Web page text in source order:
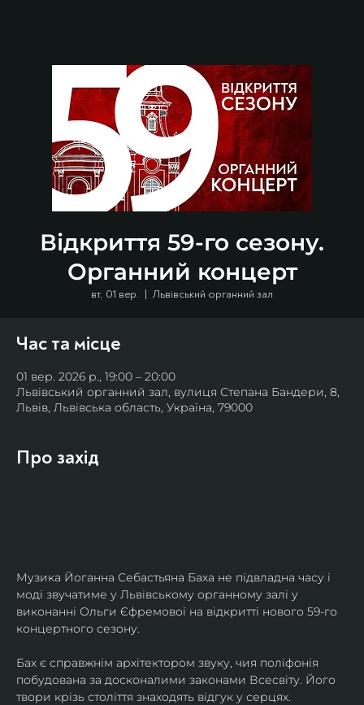
Відкриття 59-го сезону.
Органний концерт
вт, 01 вер.
  |
Львівський органний зал
Час та місце
01 вер. 2026 р., 19:00 – 20:00
Львівський органний зал, вулиця Степана Бандери, 8,
Львів, Львівська область, Україна, 79000
Про захід
Музика Йоганна Себастьяна Баха не підвладна часу і
моді звучатиме у Львівському органному залі у
виконанні Ольги Єфремової на відкритті нового 59-го
концертного сезону.
Бах є справжнім архітектором звуку, чия поліфонія
побудована за досконалими законами Всесвіту. Його
твори крізь століття знаходять відгук у серцях.